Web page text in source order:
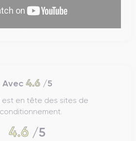
Avec 4.6/5
est en tête des sites de
4.6 /5